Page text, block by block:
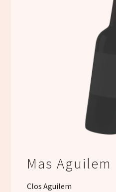
Mas Aguilem
Clos Aguilem